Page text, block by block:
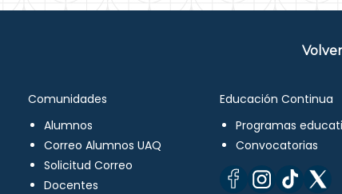
Comunidades
Alumnos
Correo Alumnos UAQ
Solicitud Correo
Docentes
Educación Continua
Programas
Convocatorias